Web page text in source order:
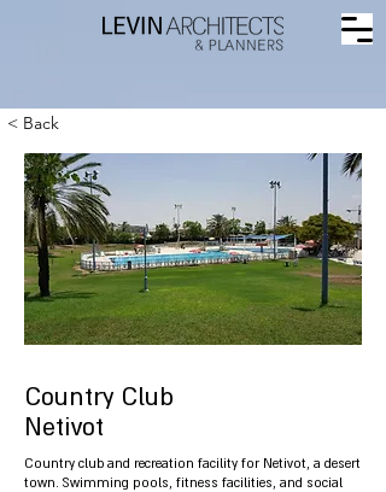
< Back
Country Club
Netivot
Country club and recreation facility for Netivot, a desert
town. Swimming pools, fitness facilities, and social